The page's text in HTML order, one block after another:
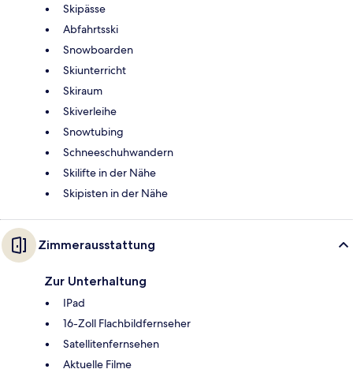
Skipässe
Abfahrtsski
Snowboarden
Skiunterricht
Skiraum
Skiverleihe
Snowtubing
Schneeschuhwandern
Skilifte in der Nähe
Skipisten in der Nähe
Zimmerausstattung
Zur Unterhaltung
IPad
16-Zoll Flachbildfernseher
Satellitenfernsehen
Aktuelle Filme